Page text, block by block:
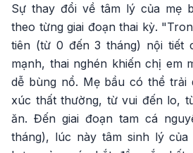
Sự thay đổi về tâm lý của mẹ
theo từng giai đoạn thai kỳ.
tiên (từ 0 đến 3 tháng) nội tiết
mạnh, thai nghén khiến chị em
dễ bùng nổ. Mẹ bầu có thể trải
xúc thất thường, từ vui đến lo,
ăn. Đến giai đoạn tam cá
tháng), lúc này tâm sinh lý